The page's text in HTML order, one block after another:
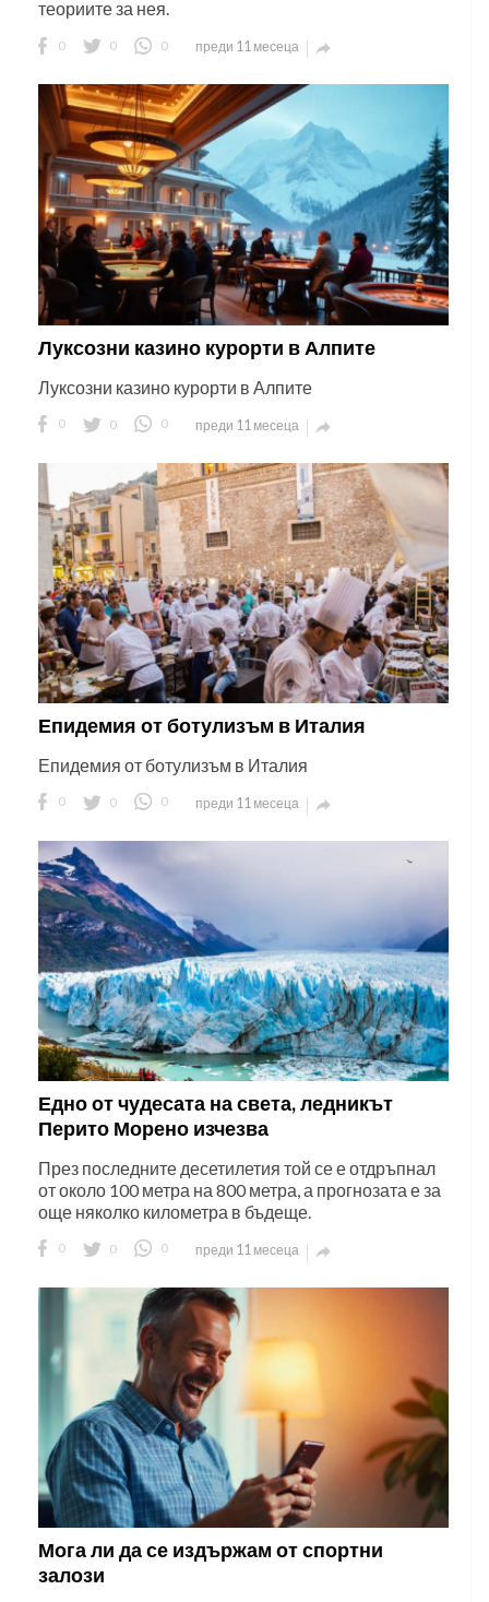
теориите за нея.
0 0 0 преди 11 месеца 
Луксозни казино курорти в Алпите
Луксозни казино курорти в Алпите
0 0 0 преди 11 месеца 
Епидемия от ботулизъм в Италия
Епидемия от ботулизъм в Италия
0 0 0 преди 11 месеца 
Едно от чудесата на света, ледникът
Перито Морено изчезва
През последните десетилетия той се е отдръпнал
от около 100 метра на 800 метра, а прогнозата е за
още няколко километра в бъдеще.
0 0 0 преди 11 месеца 
Мога ли да се издържам от спортни
залози